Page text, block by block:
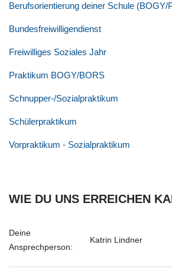
Berufsorientierung deiner Schule
Bundesfreiwilligendienst
Freiwilliges Soziales Jahr
Praktikum BOGY/BORS
Schnupper-/Sozialpraktikum
Schülerpraktikum
Vorpraktikum - Sozialpraktikum
WIE DU UNS ERREICHEN
Deine
Ansprechperson:
Katrin Lindner